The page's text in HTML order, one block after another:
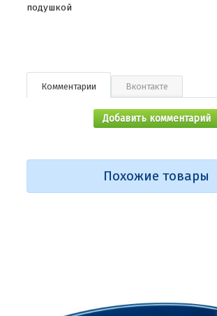
подушкой
Комментарии Вконтакте
Добавить комментарий
Похожие товары